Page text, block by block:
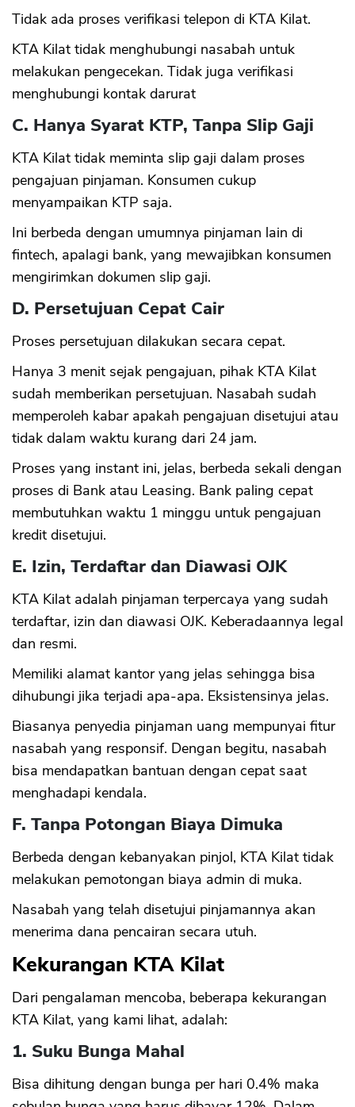
Tidak ada proses verifikasi telepon di KTA Kilat.
KTA Kilat tidak menghubungi nasabah untuk
melakukan pengecekan. Tidak juga verifikasi
menghubungi kontak darurat
C. Hanya Syarat KTP, Tanpa Slip Gaji
KTA Kilat tidak meminta slip gaji dalam proses
pengajuan pinjaman. Konsumen cukup
menyampaikan KTP saja.
Ini berbeda dengan umumnya pinjaman lain di
fintech, apalagi bank, yang mewajibkan konsumen
mengirimkan dokumen slip gaji.
D. Persetujuan Cepat Cair
Proses persetujuan dilakukan secara cepat.
Hanya 3 menit sejak pengajuan, pihak KTA Kilat
sudah memberikan persetujuan. Nasabah sudah
memperoleh kabar apakah pengajuan disetujui atau
tidak dalam waktu kurang dari 24 jam.
Proses yang instant ini, jelas, berbeda sekali dengan
proses di Bank atau Leasing. Bank paling cepat
membutuhkan waktu 1 minggu untuk pengajuan
kredit disetujui.
E. Izin, Terdaftar dan Diawasi OJK
KTA Kilat adalah pinjaman terpercaya yang sudah
terdaftar, izin dan diawasi OJK. Keberadaannya legal
dan resmi.
Memiliki alamat kantor yang jelas sehingga bisa
dihubungi jika terjadi apa-apa. Eksistensinya jelas.
Biasanya penyedia pinjaman uang mempunyai fitur
nasabah yang responsif. Dengan begitu, nasabah
bisa mendapatkan bantuan dengan cepat saat
menghadapi kendala.
F. Tanpa Potongan Biaya Dimuka
Berbeda dengan kebanyakan pinjol, KTA Kilat tidak
melakukan pemotongan biaya admin di muka.
Nasabah yang telah disetujui pinjamannya akan
menerima dana pencairan secara utuh.
Kekurangan KTA Kilat
Dari pengalaman mencoba, beberapa kekurangan
KTA Kilat, yang kami lihat, adalah:
1. Suku Bunga Mahal
Bisa dihitung dengan bunga per hari 0.4% maka